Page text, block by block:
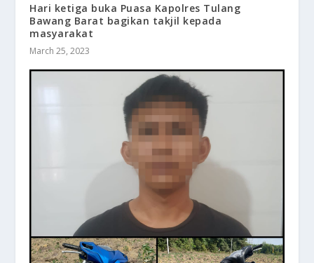
Hari ketiga buka Puasa Kapolres Tulang
Bawang Barat bagikan takjil kepada
masyarakat
March 25, 2023